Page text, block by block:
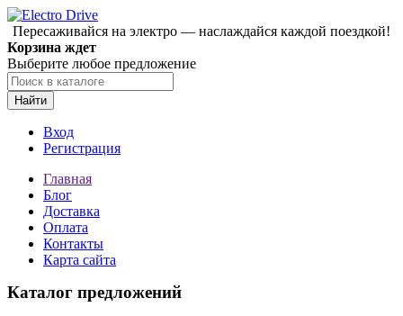
Пересаживайся на электро — наслаждайся каждой поездкой!
Корзина ждет
Выберите любое предложение
Найти
Вход
Регистрация
Главная
Блог
Доставка
Оплата
Контакты
Карта сайта
Каталог предложений